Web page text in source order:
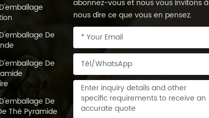
De
De
De
Thé Pyramide
abonnez-vous et nous vous invitons à
nous dire ce que vous en pensez.